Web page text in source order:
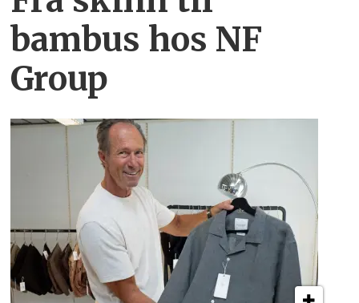
bambus hos NF
Group